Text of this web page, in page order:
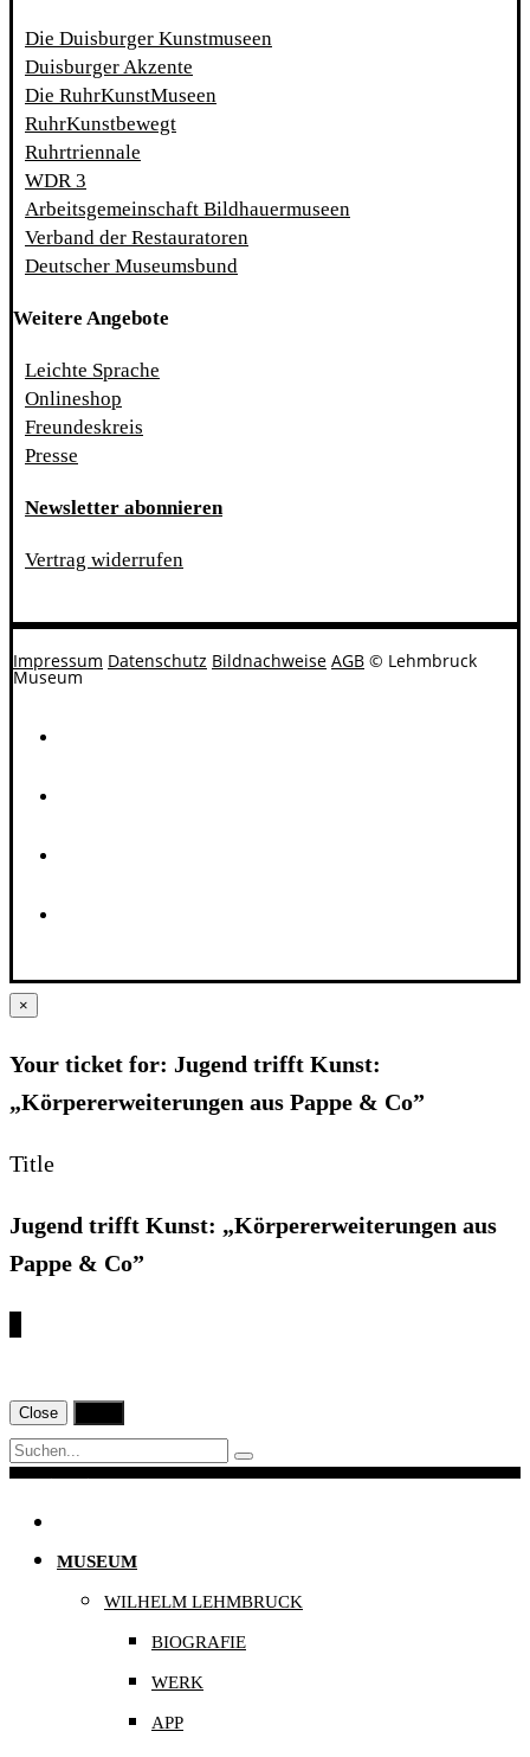
Die Duisburger Kunstmuseen
Duisburger Akzente
Die RuhrKunstMuseen
RuhrKunstbewegt
Ruhrtriennale
WDR 3
Arbeitsgemeinschaft Bildhauermuseen
Verband der Restauratoren
Deutscher Museumsbund
Weitere Angebote
Leichte Sprache
Onlineshop
Freundeskreis
Presse
Newsletter abonnieren
Vertrag widerrufen
Impressum Datenschutz Bildnachweise AGB © Lehmbruck
Museum
×
Your ticket for: Jugend trifft Kunst:
„Körpererweiterungen aus Pappe & Co”
Title
Jugend trifft Kunst: „Körpererweiterungen aus
Pappe & Co”
Close
Navigation
MUSEUM
WILHELM LEHMBRUCK
BIOGRAFIE
WERK
APP